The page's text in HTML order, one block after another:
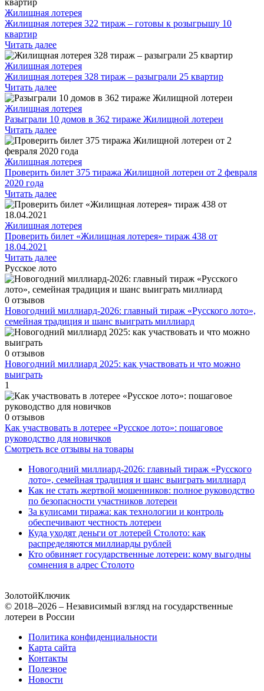
Жилищная лотерея
Жилищная лотерея 322 тираж – готовы к розыгрышу 10
квартир
Читать далее
Жилищная лотерея
Жилищная лотерея 328 тираж – разыграли 25 квартир
Читать далее
Жилищная лотерея
Разыграли 10 домов в 362 тираже Жилищной лотереи
Читать далее
Жилищная лотерея
Проверить билет 375 тиража Жилищной лотереи от 2 февраля
2020 года
Читать далее
Жилищная лотерея
Проверить билет «Жилищная лотерея» тираж 438 от
18.04.2021
Читать далее
Русское лото
0 отзывов
Новогодний миллиард-2026: главный тираж «Русского лото»,
семейная традиция и шанс выиграть миллиард
0 отзывов
Новогодний миллиард 2025: как участвовать и что можно
выиграть
1
0 отзывов
Как участвовать в лотерее «Русское лото»: пошаговое
руководство для новичков
Смотреть все отзывы на товары
Новогодний миллиард-2026: главный тираж «Русского
лото», семейная традиция и шанс выиграть миллиард
Как не стать жертвой мошенников: полное руководство
по безопасности участников лотереи
За кулисами тиража: как технологии и контроль
обеспечивают честность лотереи
Куда уходят деньги от лотерей Столото: как
распределяются миллиарды рублей
Кто обвиняет государственные лотереи: кому выгодны
сомнения в адрес Столото
ЗолотойКлючик
© 2018–2026 – Независимый взгляд на государственные
лотереи в России
Политика конфиденциальности
Карта сайта
Контакты
Полезное
Новости